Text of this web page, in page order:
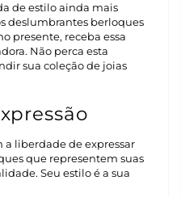
de estilo ainda mais
deslumbrantes berloques
presente, receba essa
Não perca esta
sua coleção de joias
a liberdade de expressar
que representem suas
Seu estilo é a sua